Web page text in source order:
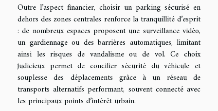
Outre l’aspect financier, choisir un parking sécurisé en
dehors des zones centrales renforce la tranquillité d’esprit
: de nombreux espaces proposent une surveillance vidéo,
un gardiennage ou des barrières automatiques, limitant
ainsi les risques de vandalisme ou de vol. Ce choix
judicieux permet de concilier sécurité du véhicule et
souplesse des déplacements grâce à un réseau de
transports alternatifs performant, souvent connecté avec
les principaux points d’intérêt urbain.